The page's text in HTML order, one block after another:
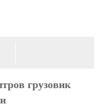
грузовик